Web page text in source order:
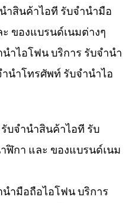
ำสินค้าไอที รับจำนำมือ
ของแบรนด์เนมต่างๆ
ำไอโฟน บริการ รับจำนำ
นำโทรศัพท์ รับจำนำไอ
บจำนำสินค้าไอที รับ
ฬิกา และ ของแบรนด์เนม
ำมือถือไอโฟน บริการ